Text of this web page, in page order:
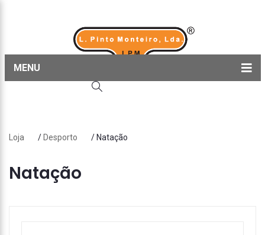
MENU
Sobre nós
Blog
Loja / Desporto / Natação
Natação